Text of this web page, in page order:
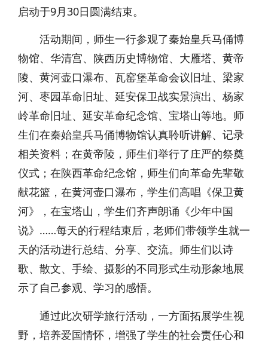
启动于9月30日圆满结束。
活动期间，师生一行参观了秦始皇兵马俑博
物馆、华清宫、陕西历史博物馆、大雁塔、黄帝
陵、黄河壶口瀑布、瓦窑堡革命会议旧址、梁家
河、枣园革命旧址、延安保卫战实景演出、杨家
岭革命旧址、延安革命纪念馆、宝塔山等地。师
生们在秦始皇兵马俑博物馆认真聆听讲解、记录
相关资料；在黄帝陵，师生们举行了庄严的祭奠
仪式；在陕西革命纪念馆，师生们向革命先辈敬
献花篮，在黄河壶口瀑布，学生们高唱《保卫黄
河》，在宝塔山，学生们齐声朗诵《少年中国
说》……每天的行程结束后，老师们带领学生就一
天的活动进行总结、分享、交流。师生们以诗
歌、散文、手绘、摄影的不同形式生动形象地展
示了自己参观、学习的感悟。
通过此次研学旅行活动，一方面拓展学生视
野，培养爱国情怀，增强了学生的社会责任心和